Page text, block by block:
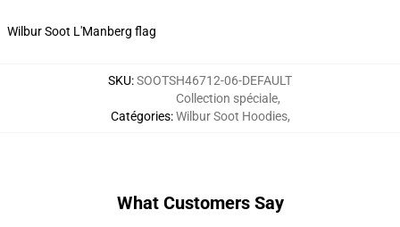
Wilbur Soot L'Manberg flag
SKU:SOOTSH46712-06-DEFAULT
Catégories:
Collection spéciale,
Wilbur Soot Hoodies,
What Customers Say